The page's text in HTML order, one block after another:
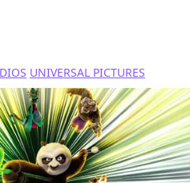
UNIVERSAL PICTURES